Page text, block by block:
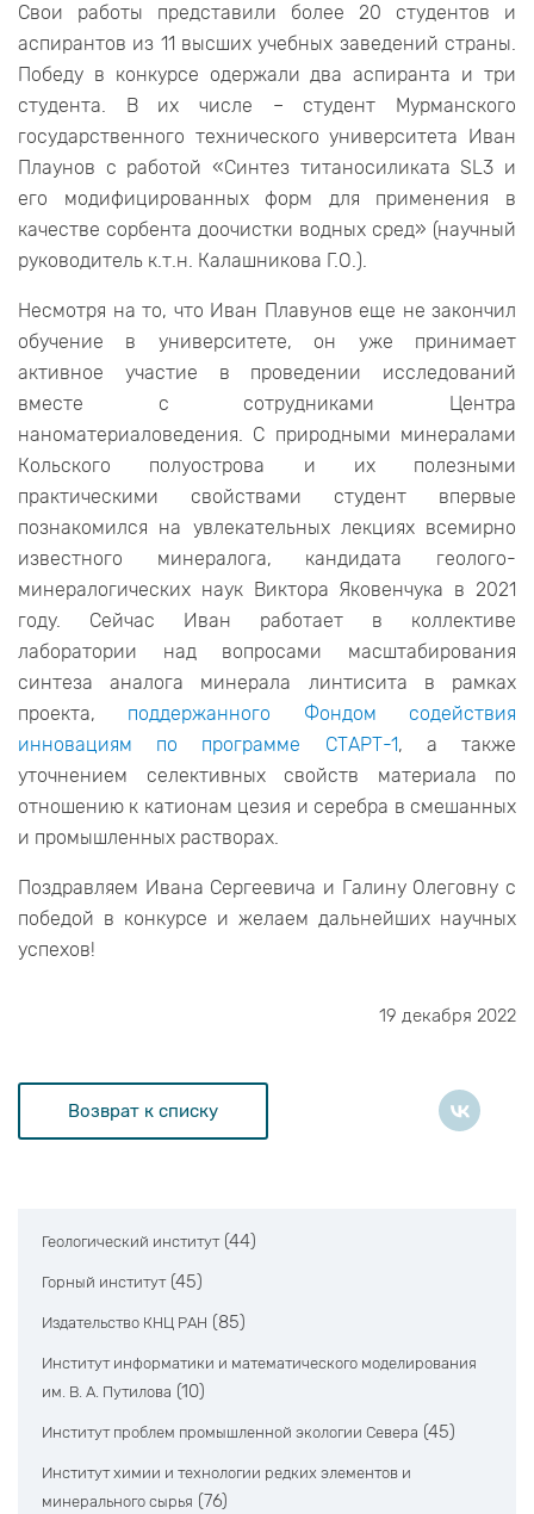
Свои работы представили более 20 студентов и
аспирантов из 11 высших учебных заведений страны.
Победу в конкурсе одержали два аспиранта и три
студента. В их числе – студент Мурманского
государственного технического университета Иван
Плаунов с работой «Синтез титаносиликата SL3 и
его модифицированных форм для применения в
качестве сорбента доочистки водных сред» (научный
руководитель к.т.н. Калашникова Г.О.).
Несмотря на то, что Иван Плавунов еще не закончил
обучение в университете, он уже принимает
активное участие в проведении исследований
вместе с сотрудниками Центра
наноматериаловедения. С природными минералами
Кольского полуострова и их полезными
практическими свойствами студент впервые
познакомился на увлекательных лекциях всемирно
известного минералога, кандидата геолого-
минералогических наук Виктора Яковенчука в 2021
году. Сейчас Иван работает в коллективе
лаборатории над вопросами масштабирования
синтеза аналога минерала линтисита в рамках
проекта, поддержанного Фондом содействия
инновациям по программе СТАРТ-1, а также
уточнением селективных свойств материала по
отношению к катионам цезия и серебра в смешанных
и промышленных растворах.
Поздравляем Ивана Сергеевича и Галину Олеговну с
победой в конкурсе и желаем дальнейших научных
успехов!
19 декабря 2022
Возврат к списку
Геологический институт (44)
Горный институт (45)
Издательство КНЦ РАН (85)
Институт информатики и математического моделирования
им. В. А. Путилова (10)
Институт проблем промышленной экологии Севера (45)
Институт химии и технологии редких элементов и
минерального сырья (76)